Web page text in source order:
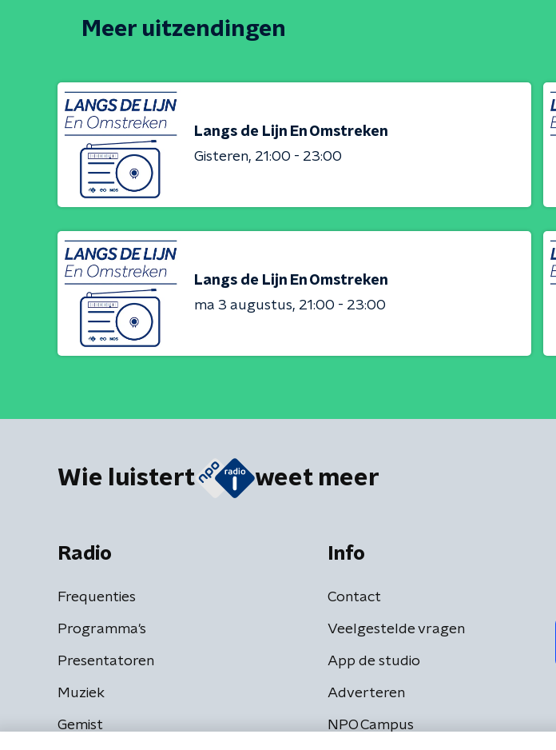
Meer uitzendingen
Langs de Lijn En Omstreken
Gisteren 21:00 - 23:00
Langs de Lijn En Omstreken
ma 3 augustus 21:00 - 23:00
Wie luistert weet meer
Radio
Frequenties
Programma's
Presentatoren
Muziek
Gemist
Info
Contact
Veelgestelde vragen
App de studio
Adverteren
NPO Campus